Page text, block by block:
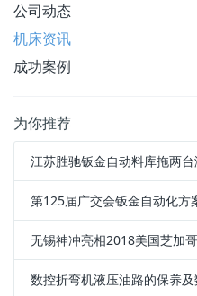
公司动态
机床资讯
成功案例
为你推荐
江苏胜驰钣金自动料库拖两
第125届广交会钣金自动化方
无锡神冲亮相2018美国芝加
数控折弯机液压油路的保养